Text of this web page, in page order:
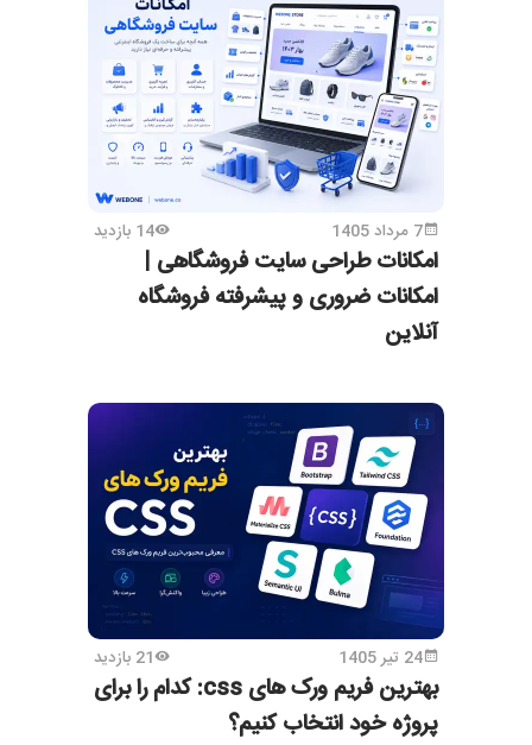
7 مرداد 1405 14 بازدید
امکانات طراحی سایت فروشگاهی |
امکانات ضروری و پیشرفته فروشگاه
آنلاین
24 تیر 1405 21 بازدید
بهترین فریم ورک های css: کدام را برای
پروژه خود انتخاب کنیم؟